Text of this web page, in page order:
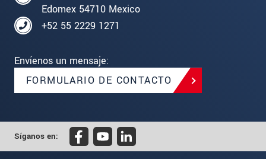
Edomex 54710 Mexico
+52 55 2229 1271
Envíenos un mensaje:
FORMULARIO DE CONTACTO
Síganos en: